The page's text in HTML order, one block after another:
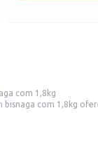
com 1,8kg
rendimento para diversas aplicações.